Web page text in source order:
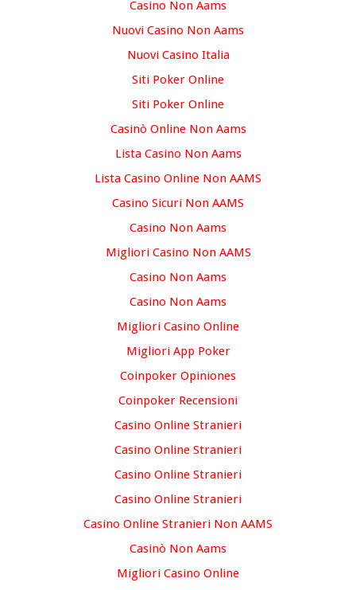
Casino Non Aams
Nuovi Casino Non Aams
Nuovi Casino Italia
Siti Poker Online
Siti Poker Online
Casinò Online Non Aams
Lista Casino Non Aams
Lista Casino Online Non AAMS
Casino Sicuri Non AAMS
Casino Non Aams
Migliori Casino Non AAMS
Casino Non Aams
Casino Non Aams
Migliori Casino Online
Migliori App Poker
Coinpoker Opiniones
Coinpoker Recensioni
Casino Online Stranieri
Casino Online Stranieri
Casino Online Stranieri
Casino Online Stranieri
Casino Online Stranieri Non AAMS
Casinò Non Aams
Migliori Casino Online